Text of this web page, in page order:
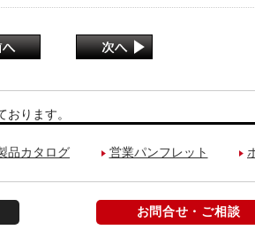
ります。
品カタログ 営業パンフレット
お問合せ・ご相談